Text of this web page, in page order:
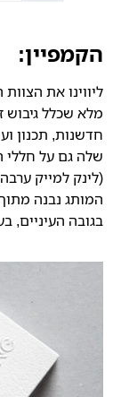
הקמפיין:
מלא שכלל גיבוש
חדשנות, תכנון
שלה גם על חללי
(לינק למייק
המותג נבנה
בגובה